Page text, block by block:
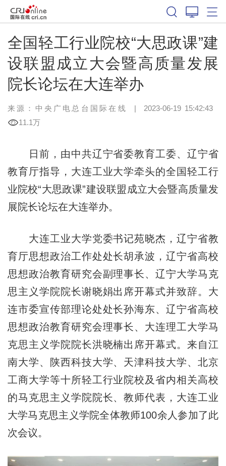
全国轻工行业院校“大思政课”建
设联盟成立大会暨高质量发展
院长论坛在大连举办
来源：中央广电总台国际在线 | 2023-06-19 15:42:43
11.1万
日前，由中共辽宁省委教育工委、辽宁省
教育厅指导，大连工业大学牵头的全国轻工行
业院校“大思政课”建设联盟成立大会暨高质量发
展院长论坛在大连举办。
大连工业大学党委书记苑晓杰，辽宁省教
育厅思想政治工作处处长胡承波，辽宁省高校
思想政治教育研究会副理事长、辽宁大学马克
思主义学院院长谢晓娟出席开幕式并致辞。大
连市委宣传部理论处处长孙海东、辽宁省高校
思想政治教育研究会理事长、大连理工大学马
克思主义学院院长洪晓楠出席开幕式。来自江
南大学、陕西科技大学、天津科技大学、北京
工商大学等十所轻工行业院校及省内相关高校
的马克思主义学院院长、教师代表，大连工业
大学马克思主义学院全体教师100余人参加了此
次会议。